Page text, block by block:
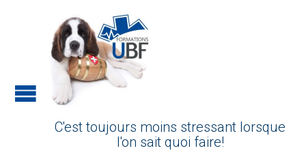
C'est toujours moins stressant lorsque
l'on sait quoi faire!